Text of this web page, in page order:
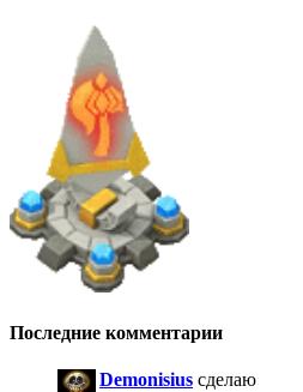
Последние комментарии
Demonisius сделаю